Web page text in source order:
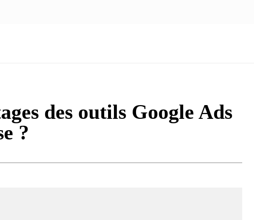
des outils Google Ads
?